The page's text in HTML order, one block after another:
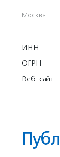
Москва
ИНН
ОГРН
Веб-сайт